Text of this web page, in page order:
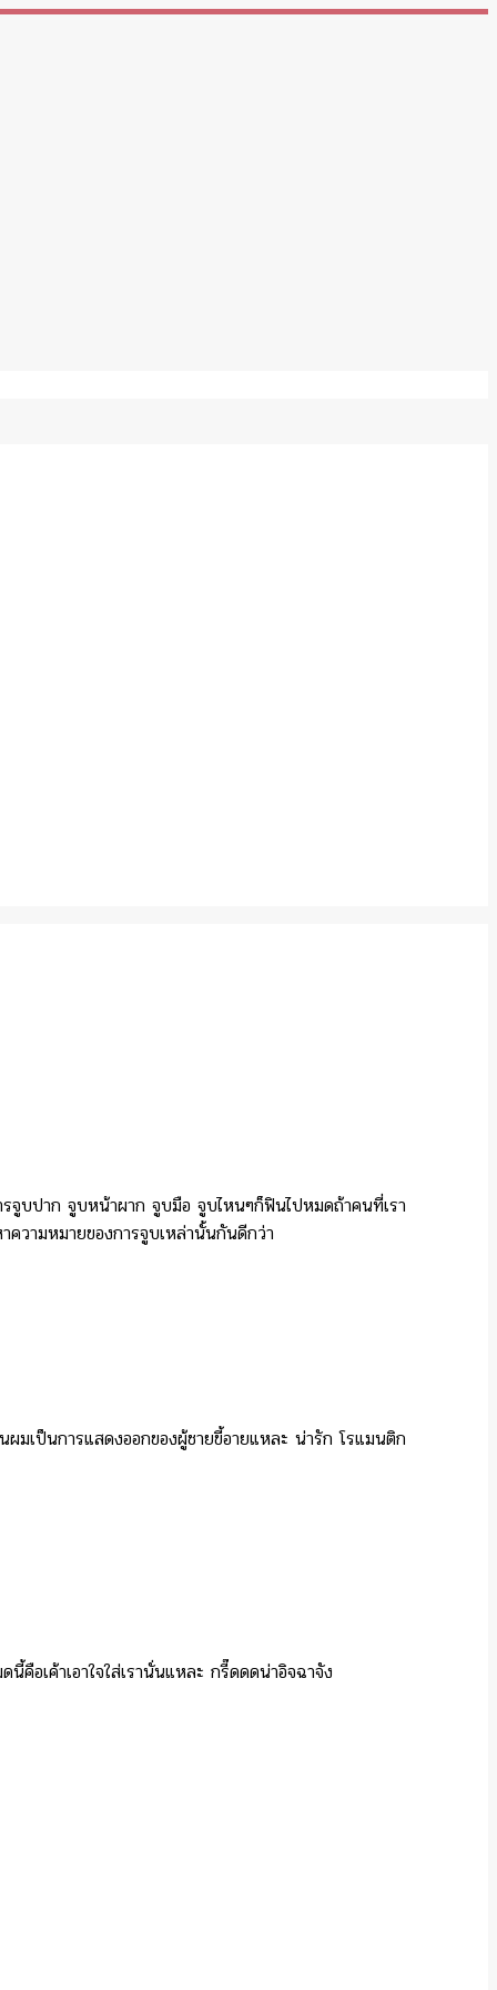
บปาก จูบหน้าผาก จูบมือ จูบไหนๆก็ฟินไปหมดถ้าคนที่เรา
วามหมายของการจูบเหล่านั้นกันดีกว่า
เป็นการแสดงออกของผู้ชายขี้อายแหละ น่ารัก โรแมนติก
เค้าเอาใจใส่เรานั่นแหละ กรี๊ดดดน่าอิจฉาจัง